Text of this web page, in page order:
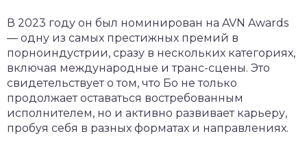
В 2023 году он был номинирован на AVN Awards
— одну из самых престижных премий в
порноиндустрии, сразу в нескольких категориях,
включая международные и транс-сцены. Это
свидетельствует о том, что Бо не только
продолжает оставаться востребованным
исполнителем, но и активно развивает карьеру,
пробуя себя в разных форматах и направлениях.